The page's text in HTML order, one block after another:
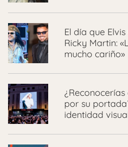
El día que
Ricky Martin:
mucho cariño»
por su
identidad